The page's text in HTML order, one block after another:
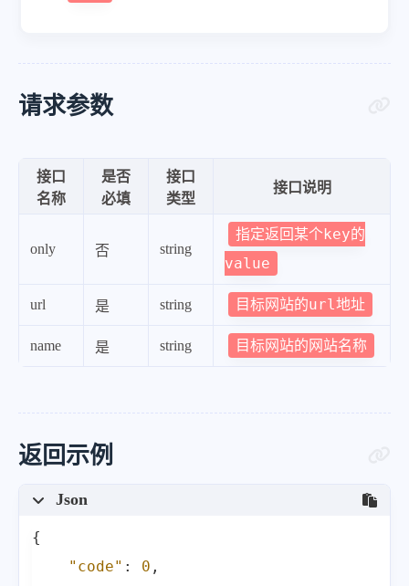
请求参数
接口
名称
是否
必填
接口
类型
接口说明
only 否 string
指定返回某个key的
value
url 是 string 目标网站的url地址
name 是 string 目标网站的网站名称
返回示例
Json
{
"code" : 0 ,